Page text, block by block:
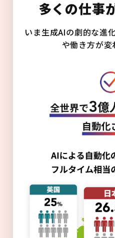
多くの仕事
いま生成AIの劇的な進
や働き方が変